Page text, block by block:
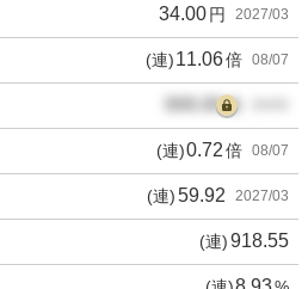
34.00円 2027/03
(連)11.06倍 08/07
000.00倍
(連)0.72倍 08/07
(連)59.92 2027/03
(連)918.55